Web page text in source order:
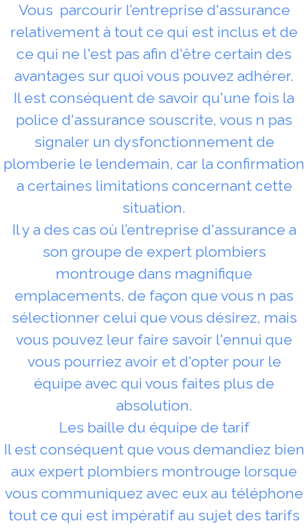
Vous parcourir l’entreprise d'assurance
relativement à tout ce qui est inclus et de
ce qui ne l'est pas afin d'être certain des
avantages sur quoi vous pouvez adhérer.
Il est conséquent de savoir qu'une fois la
police d'assurance souscrite, vous n pas
signaler un dysfonctionnement de
plomberie le lendemain, car la confirmation
a certaines limitations concernant cette
situation.
Il y a des cas où l’entreprise d'assurance a
son groupe de expert plombiers
montrouge dans magnifique
emplacements, de façon que vous n pas
sélectionner celui que vous désirez, mais
vous pouvez leur faire savoir l'ennui que
vous pourriez avoir et d'opter pour le
équipe avec qui vous faites plus de
absolution.
Les baille du équipe de tarif
Il est conséquent que vous demandiez bien
aux expert plombiers montrouge lorsque
vous communiquez avec eux au téléphone
tout ce qui est impératif au sujet des tarifs